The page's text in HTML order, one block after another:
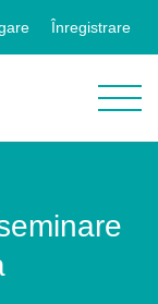
Înregistrare